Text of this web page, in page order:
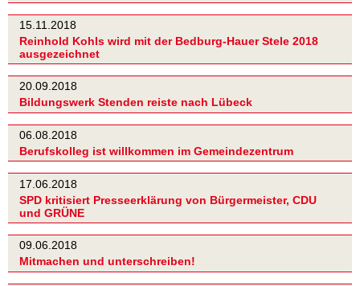
15.11.2018
Reinhold Kohls wird mit der Bedburg-Hauer Stele 2018
ausgezeichnet
20.09.2018
Bildungswerk Stenden reiste nach Lübeck
06.08.2018
Berufskolleg ist willkommen im Gemeindezentrum
17.06.2018
SPD kritisiert Presseerklärung von Bürgermeister, CDU
und GRÜNE
09.06.2018
Mitmachen und unterschreiben!